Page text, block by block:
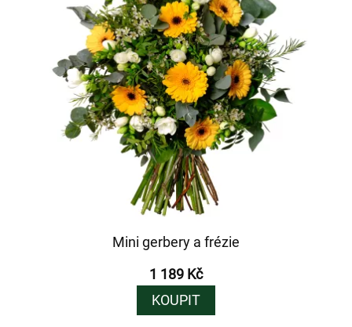
Mini gerbery a frézie
1 189 Kč
KOUPIT